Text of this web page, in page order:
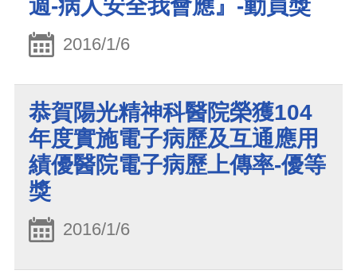
週-病人安全我會應』-動員獎
2016/1/6
恭賀陽光精神科醫院榮獲104
年度實施電子病歷及互通應用
績優醫院電子病歷上傳率-優等
獎
2016/1/6